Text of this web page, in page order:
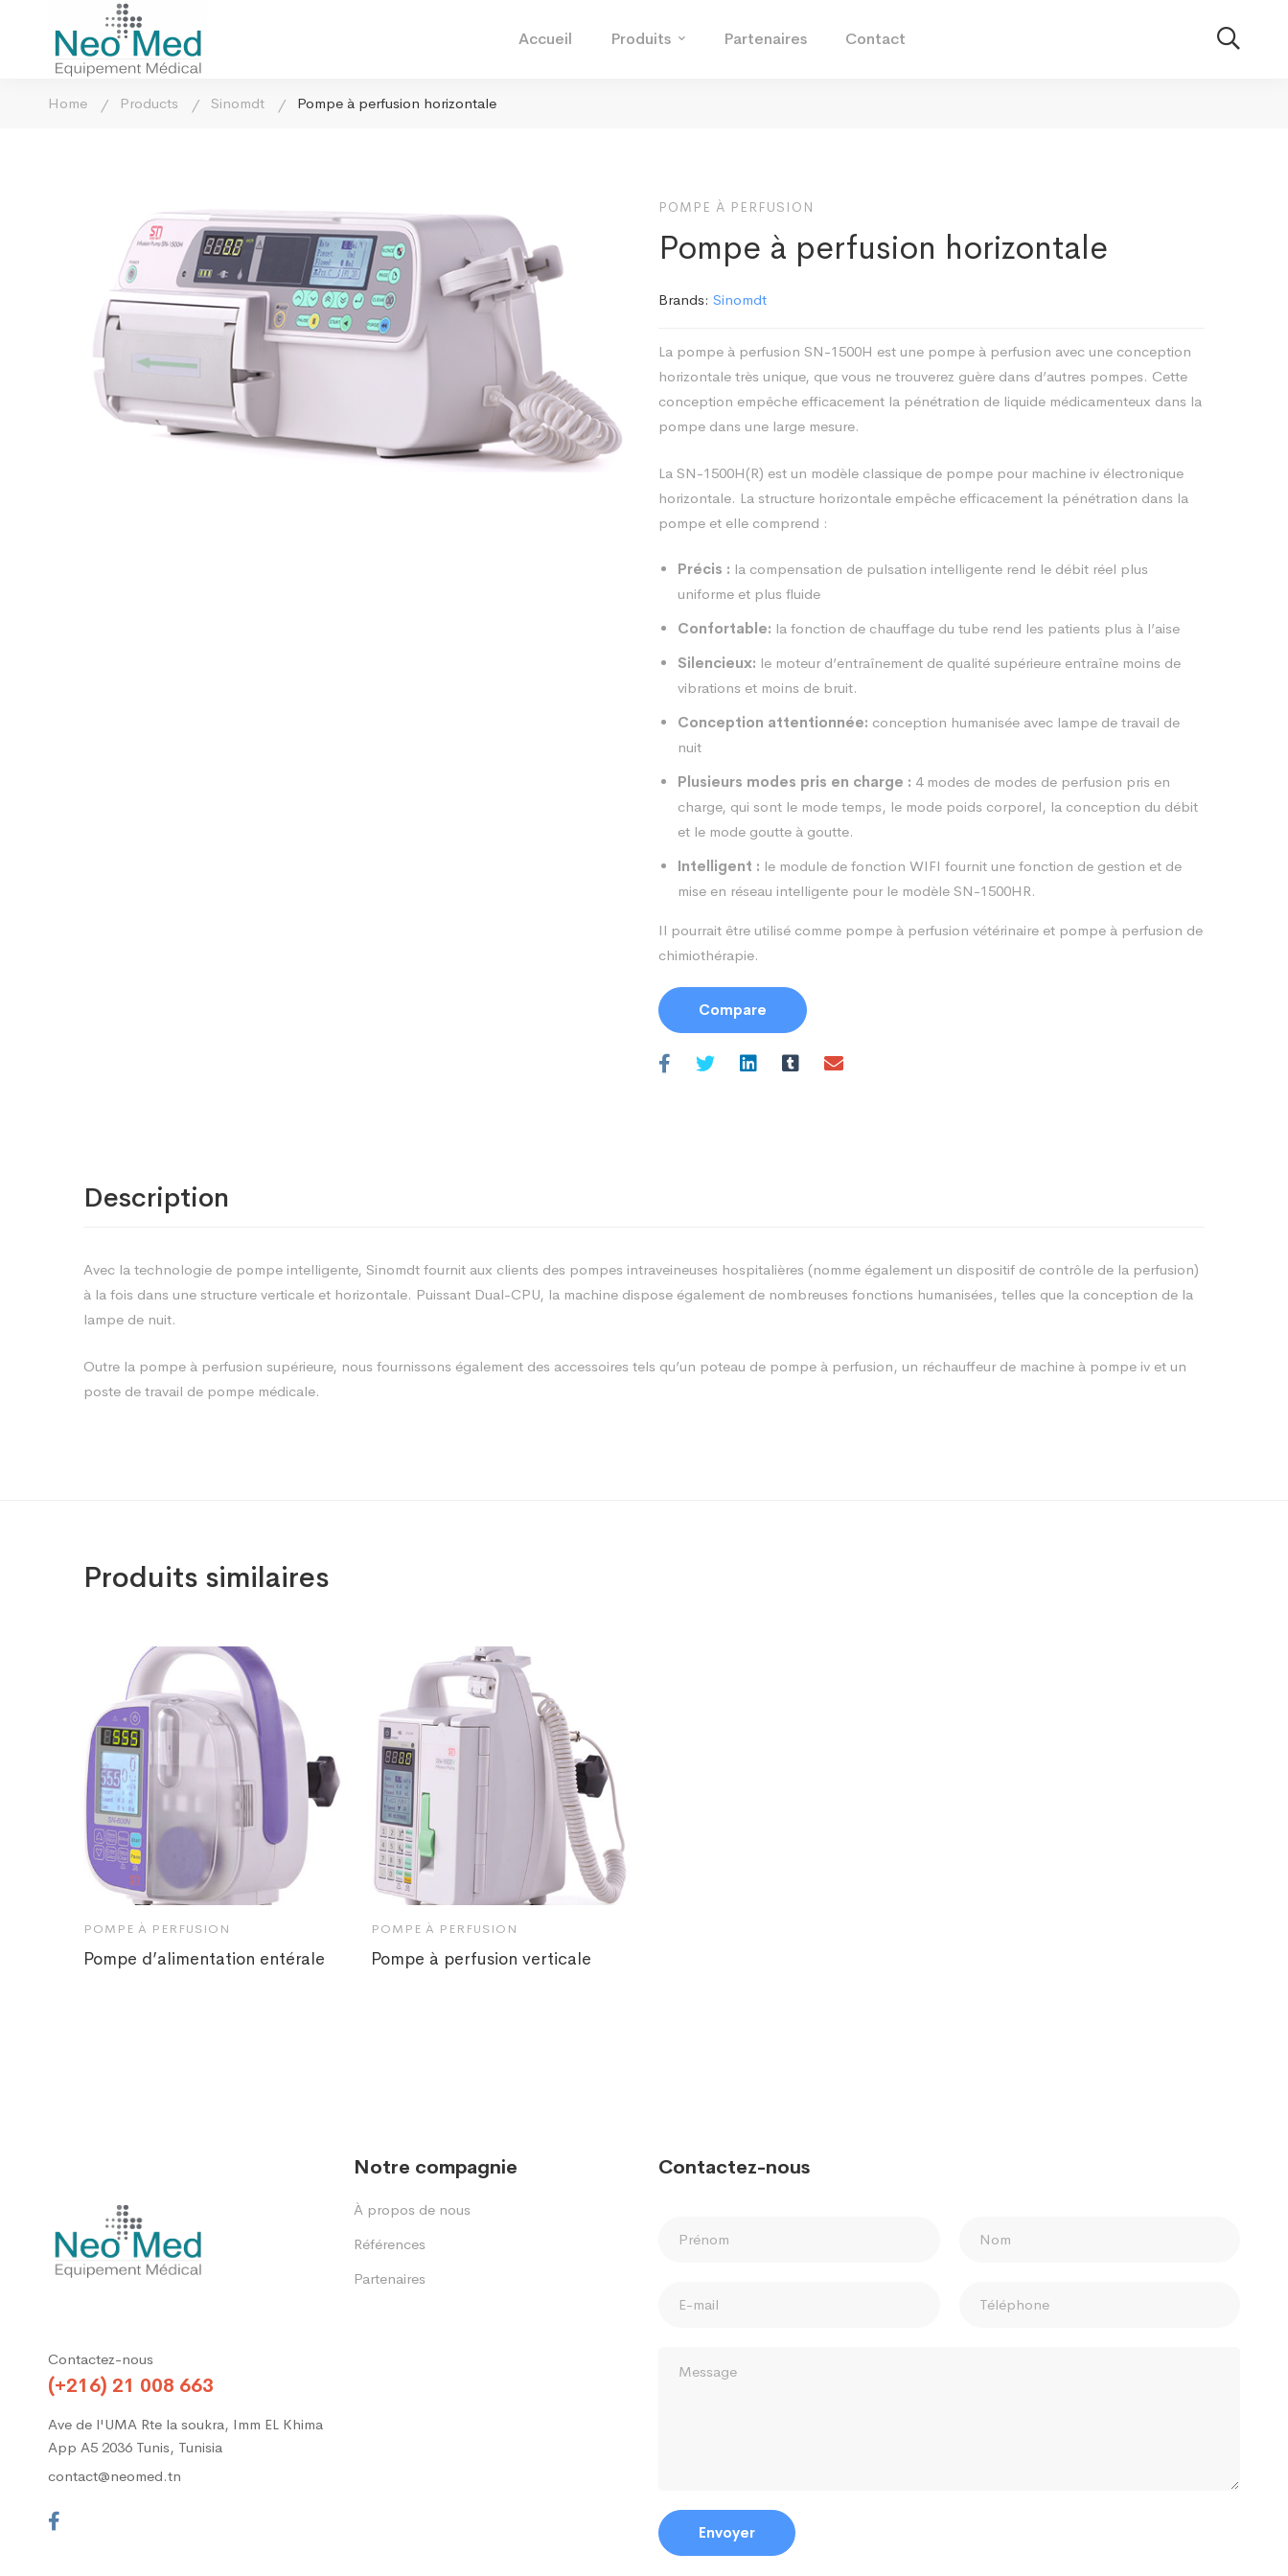
Accueil Produits Partenaires Contact
Home Products Sinomdt Pompe à perfusion horizontale
POMPE À PERFUSION
Pompe à perfusion horizontale
Brands: Sinomdt
La pompe à perfusion SN-1500H est une pompe à perfusion avec une conception
horizontale très unique, que vous ne trouverez guère dans d’autres pompes. Cette
conception empêche efficacement la pénétration de liquide médicamenteux dans la
pompe dans une large mesure.
La SN-1500H(R) est un modèle classique de pompe pour machine iv électronique
horizontale. La structure horizontale empêche efficacement la pénétration dans la
pompe et elle comprend :
Précis : la compensation de pulsation intelligente rend le débit réel plus
uniforme et plus fluide
Confortable: la fonction de chauffage du tube rend les patients plus à l’aise
Silencieux: le moteur d’entraînement de qualité supérieure entraîne moins de
vibrations et moins de bruit.
Conception attentionnée: conception humanisée avec lampe de travail de
nuit
Plusieurs modes pris en charge : 4 modes de modes de perfusion pris en
charge, qui sont le mode temps, le mode poids corporel, la conception du débit
et le mode goutte à goutte.
Intelligent : le module de fonction WIFI fournit une fonction de gestion et de
mise en réseau intelligente pour le modèle SN-1500HR.
Il pourrait être utilisé comme pompe à perfusion vétérinaire et pompe à perfusion de
chimiothérapie.
Compare
Description
Avec la technologie de pompe intelligente, Sinomdt fournit aux clients des pompes intraveineuses hospitalières (nomme également un dispositif de contrôle de la perfusion)
à la fois dans une structure verticale et horizontale. Puissant Dual-CPU, la machine dispose également de nombreuses fonctions humanisées, telles que la conception de la
lampe de nuit.
Outre la pompe à perfusion supérieure, nous fournissons également des accessoires tels qu’un poteau de pompe à perfusion, un réchauffeur de machine à pompe iv et un
poste de travail de pompe médicale.
Produits similaires
POMPE À PERFUSION
Pompe d’alimentation entérale
POMPE À PERFUSION
Pompe à perfusion verticale
Contactez-nous
(+216) 21 008 663
Ave de l'UMA Rte la soukra, Imm EL Khima
App A5 2036 Tunis, Tunisia
contact@neomed.tn
Notre compagnie
À propos de nous
Références
Partenaires
Contactez-nous